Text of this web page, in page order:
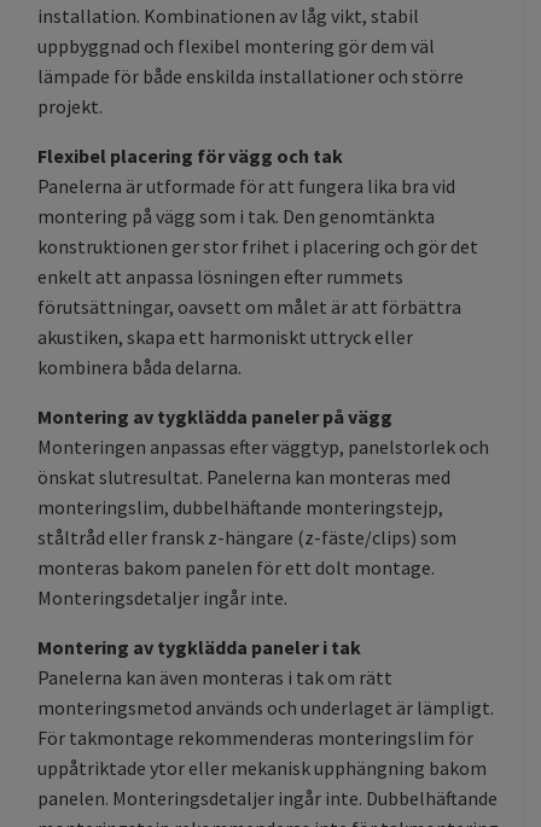
installation. Kombinationen av låg vikt, stabil
uppbyggnad och flexibel montering gör dem väl
lämpade för både enskilda installationer och större
projekt.
Flexibel placering för vägg och tak
Panelerna är utformade för att fungera lika bra vid
montering på vägg som i tak. Den genomtänkta
konstruktionen ger stor frihet i placering och gör det
enkelt att anpassa lösningen efter rummets
förutsättningar, oavsett om målet är att förbättra
akustiken, skapa ett harmoniskt uttryck eller
kombinera båda delarna.
Montering av tygklädda paneler på vägg
Monteringen anpassas efter väggtyp, panelstorlek och
önskat slutresultat. Panelerna kan monteras med
monteringslim, dubbelhäftande monteringstejp,
ståltråd eller fransk z-hängare (z-fäste/clips) som
monteras bakom panelen för ett dolt montage.
Monteringsdetaljer ingår inte.
Montering av tygklädda paneler i tak
Panelerna kan även monteras i tak om rätt
monteringsmetod används och underlaget är lämpligt.
För takmontage rekommenderas monteringslim för
uppåtriktade ytor eller mekanisk upphängning bakom
panelen. Monteringsdetaljer ingår inte. Dubbelhäftande